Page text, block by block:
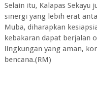
Selain itu, Kalapas Sekayu
sinergi yang lebih erat
Muba, diharapkan
kebakaran dapat berjalan
lingkungan yang aman,
bencana.(RM)